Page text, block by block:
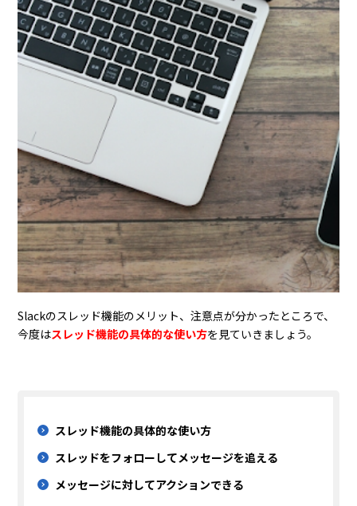
Slackのスレッド機能のメリット、注意点が分かったところで、
今度はスレッド機能の具体的な使い方を見ていきましょう。
スレッド機能の具体的な使い方
スレッドをフォローしてメッセージを追える
メッセージに対してアクションできる